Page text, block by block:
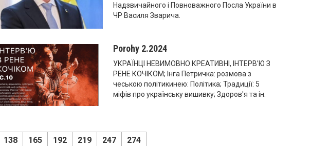
Надзвичайного і Повноважного Посла України в
ЧР Василя Зварича.
Porohy 2.2024
УКРАЇНЦІ НЕВИМОВНО КРЕАТИВНІ, ІНТЕРВ’Ю З
РЕНЕ КОЧІКОМ; Інга Петричка: розмова з
чеською політикинею: Політика; Традиції: 5
міфів про українську вишивку; Здоров'я та ін.
138 165 192 219 247 274